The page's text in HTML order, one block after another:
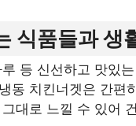
식품들과 생
등 신선하고 맛있
동 치킨너겟은 간편
대로 느낄 수 있어